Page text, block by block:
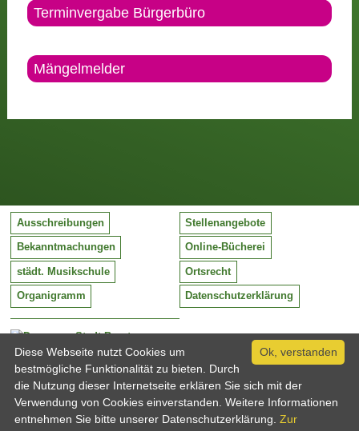
Terminvergabe Bürgerbüro
Mängelmelder
Stadt Barntrup
Mittelstraße 38
32683 Barntrup
Tel:
Email:
05263 / 409-0
info@barntrup.de
Ausschreibungen Stellenangebote
Bekanntmachungen Online-Bücherei
städt. Musikschule Ortsrecht
Organigramm Datenschutzerklärung
Ok, verstanden
Diese Webseite nutzt Cookies um
bestmögliche Funktionalität zu bieten. Durch
die Nutzung dieser Internetseite erklären Sie sich mit der
Verwendung von Cookies einverstanden. Weitere Informationen
entnehmen Sie bitte unserer Datenschutzerklärung. Zur